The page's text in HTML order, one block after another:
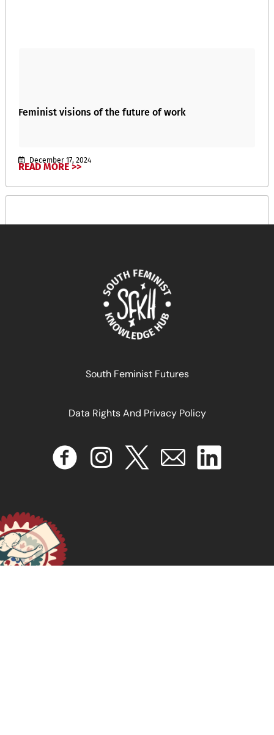
Feminist visions of the future of work
December 17, 2024
READ MORE >>
November 11, 2025
READ MORE >>
South Feminist Futures
Data Rights And Privacy Policy